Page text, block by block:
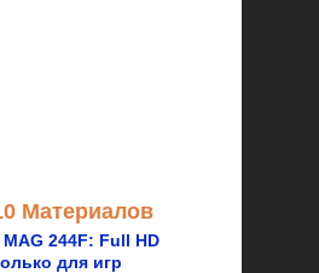
Материалов
244F: Full HD
для игр